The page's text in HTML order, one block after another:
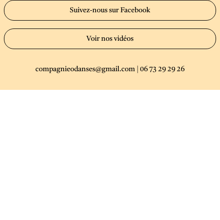
Suivez-nous sur Facebook
Voir nos vidéos
compagnieodanses@gmail.com 06 73 29 29 26